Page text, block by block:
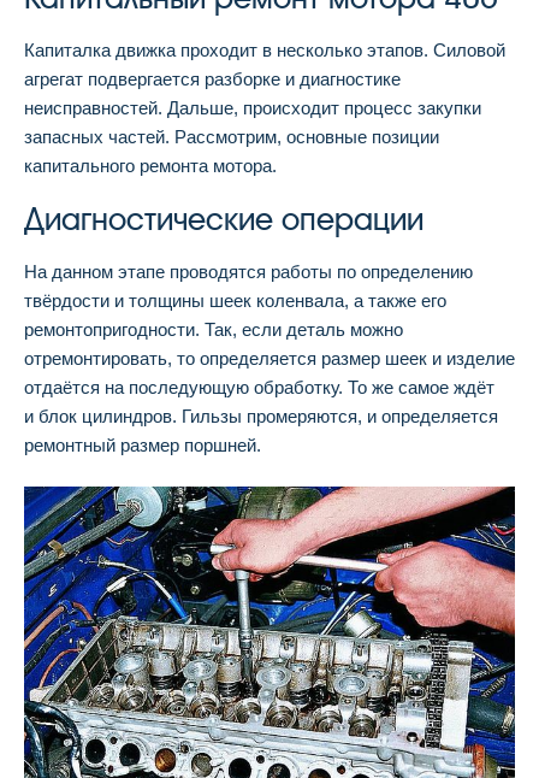
Капиталка движка проходит в несколько этапов. Силовой
агрегат подвергается разборке и диагностике
неисправностей. Дальше, происходит процесс закупки
запасных частей. Рассмотрим, основные позиции
капитального ремонта мотора.
Диагностические операции
На данном этапе проводятся работы по определению
твёрдости и толщины шеек коленвала, а также его
ремонтопригодности. Так, если деталь можно
отремонтировать, то определяется размер шеек и изделие
отдаётся на последующую обработку. То же самое ждёт
и блок цилиндров. Гильзы промеряются, и определяется
ремонтный размер поршней.